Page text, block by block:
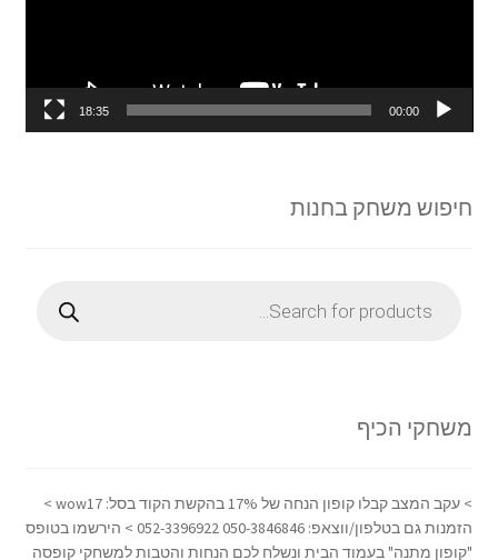
00:00
18:35
חיפוש משחק בחנות
search
משחקי הכיף
> עקב המצב קבלו קופון הנחה של 17% בהקשת הקוד בסל: wow17 >
הזמנות גם בטלפון/ווצאפ: 050-3846846 052-3396922 > הירשמו בטופס
"קופון מתנה" בעמוד הבית ונשלח לכם הנחות והטבות למשחקי קופסה